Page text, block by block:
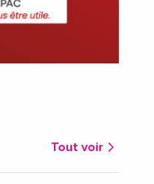
Tout voir